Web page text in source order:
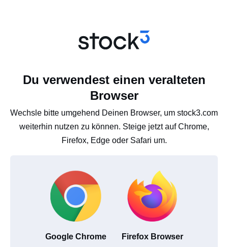
Du verwendest einen veralteten
Browser
Wechsle bitte umgehend Deinen Browser, um stock3.com
weiterhin nutzen zu können. Steige jetzt auf Chrome,
Firefox, Edge oder Safari um.
Google Chrome Firefox Browser